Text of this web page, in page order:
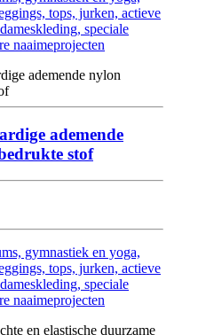
tops, jurken, actieve
speciale
naaimeprojecten
ademende
stof
gymnastiek en yoga,
tops, jurken, actieve
speciale
naaimeprojecten